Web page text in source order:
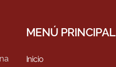
MENÚ PRINCIPAL
Inicio